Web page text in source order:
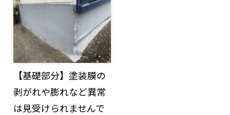
【基礎部分】塗装膜の
剥がれや膨れなど異常
は見受けられませんで